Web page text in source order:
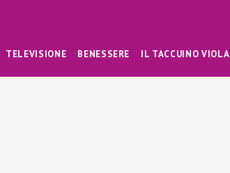
TELEVISIONE BENESSERE IL TACCUINO VIOLA